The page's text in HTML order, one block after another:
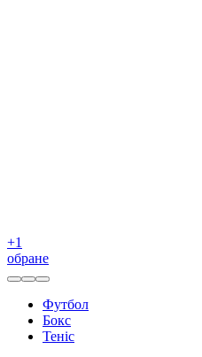
+1
обране
Футбол
Бокс
Теніс